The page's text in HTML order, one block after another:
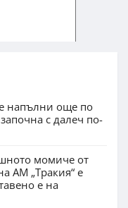
напълни още по
с далеч по-
момиче от
АМ „Тракия“ е
е на